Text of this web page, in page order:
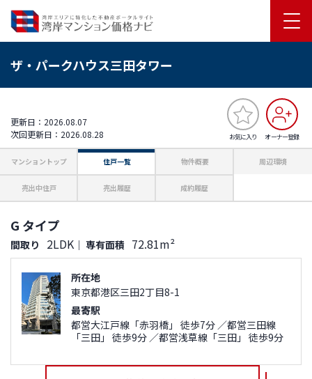
ザ・パークハウス三田タワー
お気に入り オーナー登録
更新日：2026.08.07
次回更新日：2026.08.28
マンショントップ 住戸一覧 物件概要 周辺環境
売出中住戸 売出履歴 成約履歴
G タイプ
間取り 2LDK ｜ 専有面積 72.81m²
所在地
東京都港区三田2丁目8-1
最寄駅
都営大江戸線「赤羽橋」 徒歩7分 ／都営三田線
「三田」 徒歩9分 ／都営浅草線「三田」 徒歩9分